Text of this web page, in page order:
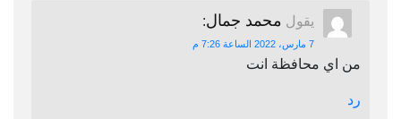
يقول محمد جمال:
7 مارس، 2022 الساعة 7:26 م
من اي محافظة انت
رد